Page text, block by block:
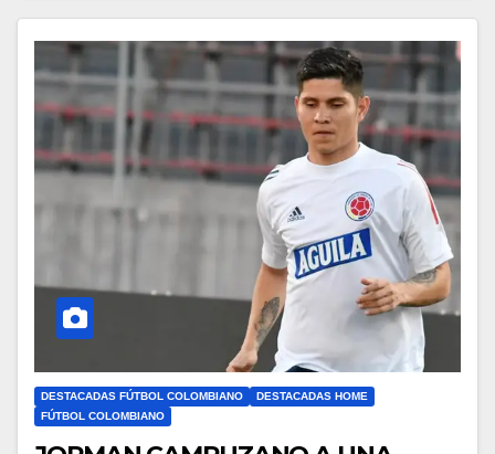
DESTACADAS FÚTBOL COLOMBIANO
DESTACADAS HOME
FÚTBOL COLOMBIANO